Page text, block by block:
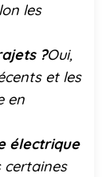
les
?Oui,
et les
en
électrique
certaines